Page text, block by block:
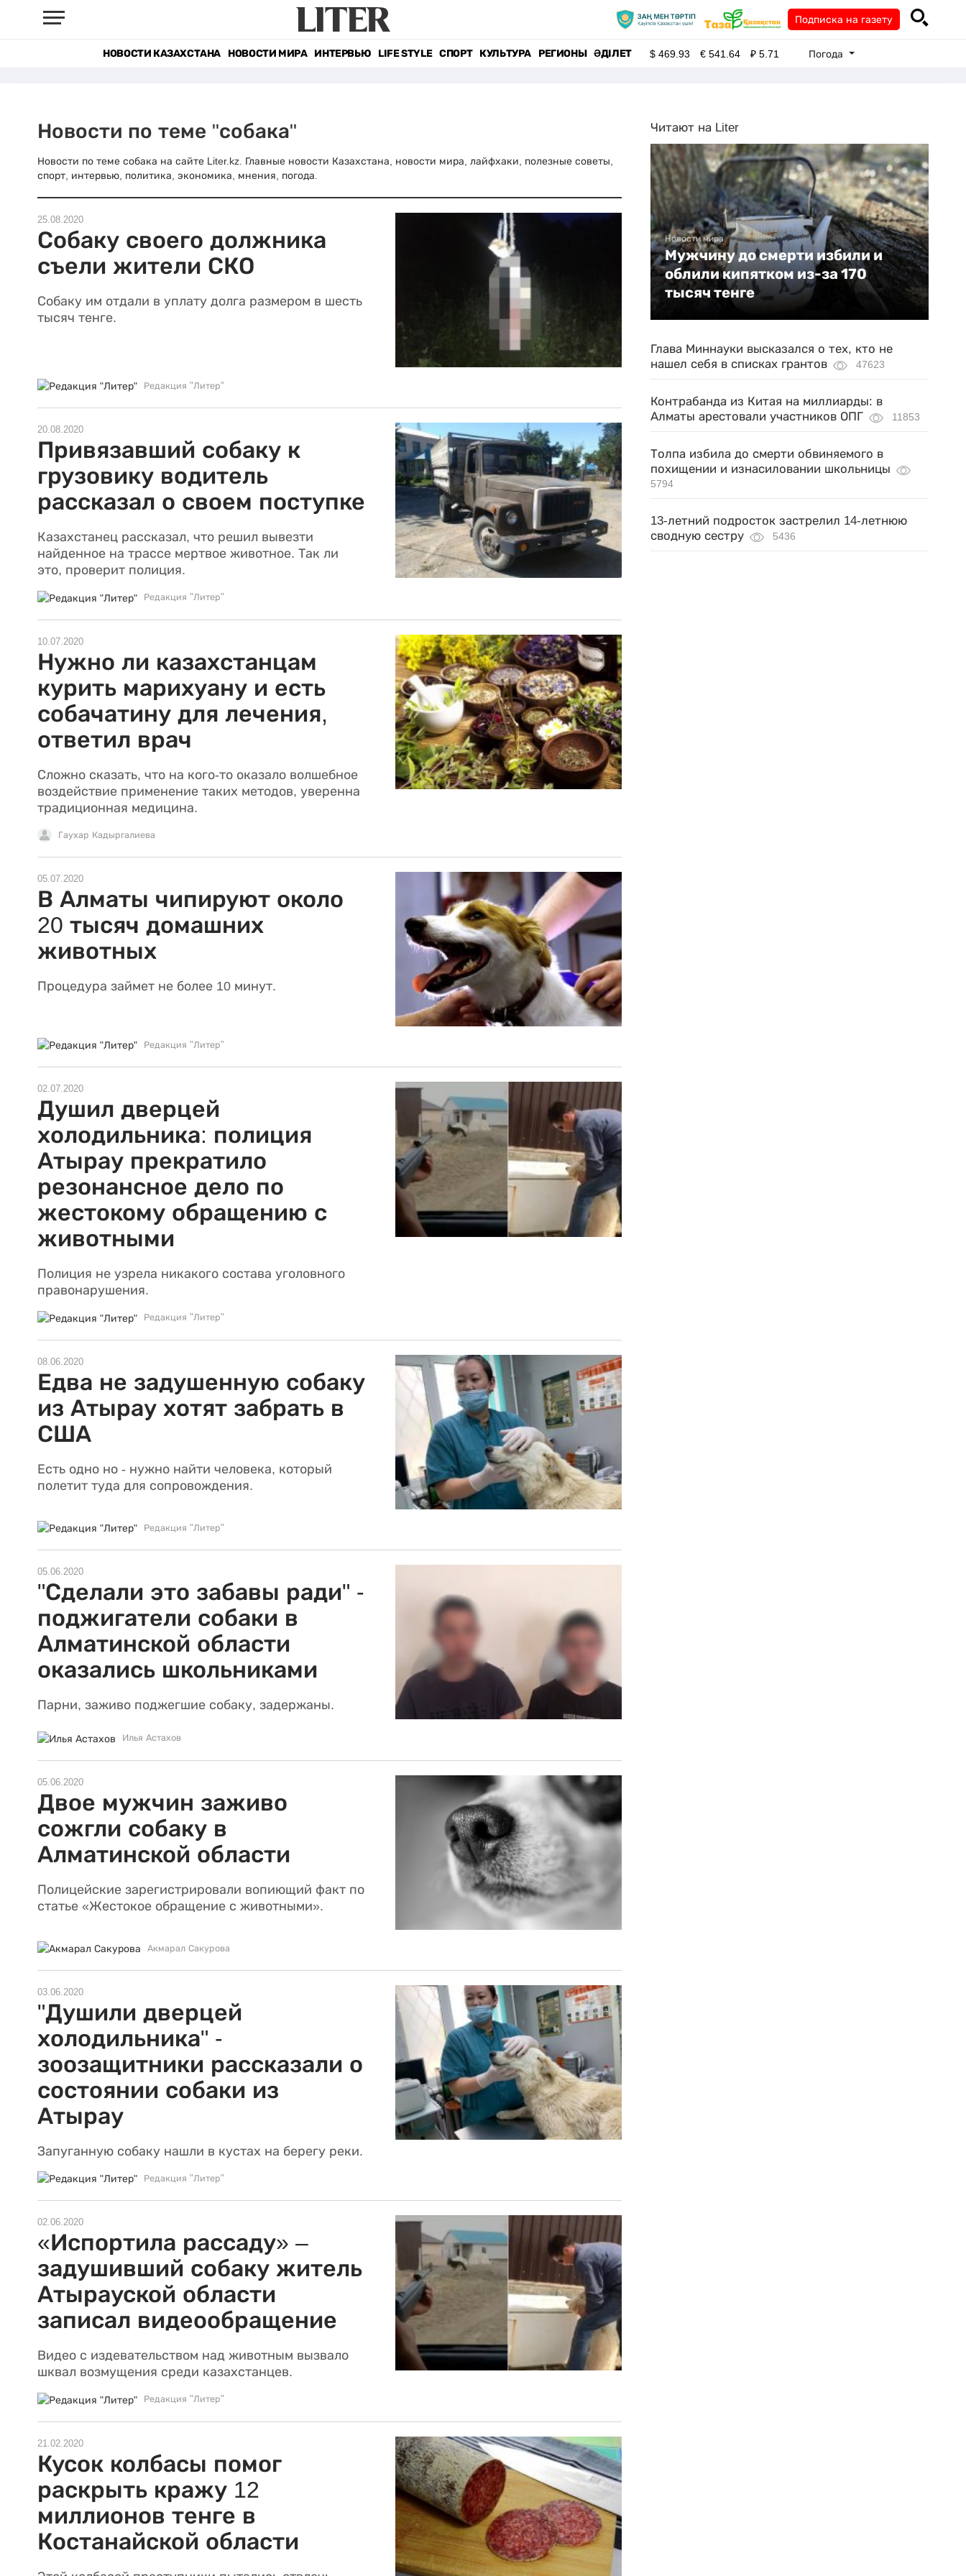
Подписка на газету
НОВОСТИ КАЗАХСТАНА НОВОСТИ МИРА ИНТЕРВЬЮ LIFE STYLE СПОРТ КУЛЬТУРА РЕГИОНЫ ӘДІЛЕТ $469.93 €541.64 ₽5.71 Погода
Новости по теме "собака"
Новости по теме собака на сайте Liter.kz. Главные новости Казахстана, новости мира, лайфхаки, полезные советы,
спорт, интервью, политика, экономика, мнения, погода.
25.08.2020
Собаку своего должника
съели жители СКО
Собаку им отдали в уплату долга размером в шесть
тысяч тенге.
Редакция "Литер"
20.08.2020
Привязавший собаку к
грузовику водитель
рассказал о своем поступке
Казахстанец рассказал, что решил вывезти
найденное на трассе мертвое животное. Так ли
это, проверит полиция.
Редакция "Литер"
10.07.2020
Нужно ли казахстанцам
курить марихуану и есть
собачатину для лечения,
ответил врач
Сложно сказать, что на кого-то оказало волшебное
воздействие применение таких методов, уверенна
традиционная медицина.
Гаухар Кадыргалиева
05.07.2020
В Алматы чипируют около
20 тысяч домашних
животных
Процедура займет не более 10 минут.
Редакция "Литер"
02.07.2020
Душил дверцей
холодильника: полиция
Атырау прекратило
резонансное дело по
жестокому обращению с
животными
Полиция не узрела никакого состава уголовного
правонарушения.
Редакция "Литер"
08.06.2020
Едва не задушенную собаку
из Атырау хотят забрать в
США
Есть одно но - нужно найти человека, который
полетит туда для сопровождения.
Редакция "Литер"
05.06.2020
"Сделали это забавы ради" -
поджигатели собаки в
Алматинской области
оказались школьниками
Парни, заживо поджегшие собаку, задержаны.
Илья Астахов
05.06.2020
Двое мужчин заживо
сожгли собаку в
Алматинской области
Полицейские зарегистрировали вопиющий факт по
статье «Жестокое обращение с животными».
Акмарал Сакурова
03.06.2020
"Душили дверцей
холодильника" -
зоозащитники рассказали о
состоянии собаки из
Атырау
Запуганную собаку нашли в кустах на берегу реки.
Редакция "Литер"
02.06.2020
«Испортила рассаду» –
задушивший собаку житель
Атырауской области
записал видеообращение
Видео с издевательством над животным вызвало
шквал возмущения среди казахстанцев.
Редакция "Литер"
21.02.2020
Кусок колбасы помог
раскрыть кражу 12
миллионов тенге в
Костанайской области
Читают на Liter
Новости мира
Мужчину до смерти избили и
облили кипятком из-за 170
тысяч тенге
Глава Миннауки высказался о тех, кто не
нашел себя в списках грантов
47623
Контрабанда из Китая на миллиарды: в
Алматы арестовали участников ОПГ
11853
Толпа избила до смерти обвиняемого в
похищении и изнасиловании школьницы
5794
13-летний подросток застрелил 14-летнюю
сводную сестру
5436